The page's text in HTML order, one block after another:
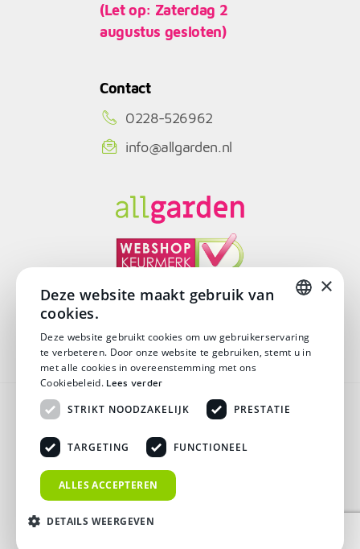
(Let op: Zaterdag 2
augustus gesloten)
Contact
0228-526962
info@allgarden.nl
Algemene voorwaarden
Disclaimer
Privacy verklaring
DUTCH
×
Deze website maakt gebruik van
cookies.
Deze website gebruikt cookies om uw gebruikerservaring
te verbeteren. Door onze website te gebruiken, stemt u in
met alle cookies in overeenstemming met ons
Cookiebeleid. Lees verder
STRIKT NOODZAKELIJK PRESTATIE
TARGETING FUNCTIONEEL
ALLES ACCEPTEREN
DETAILS WEERGEVEN